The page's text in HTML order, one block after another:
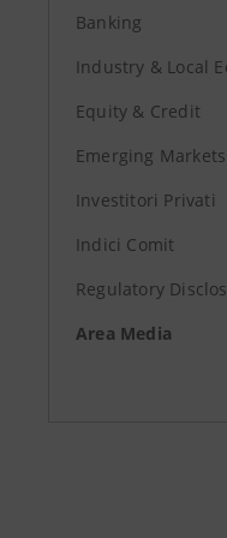
Banking
Industry & Local
Equity & Credit
Emerging Markets
Investitori Privati
Indici Comit
Regulatory
Area Media